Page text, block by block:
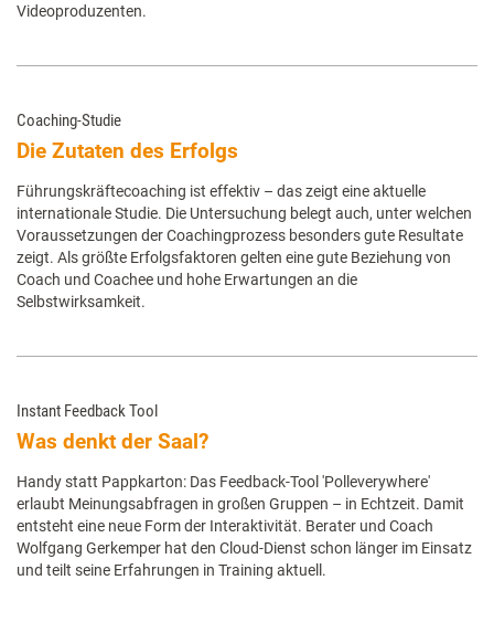
Videoproduzenten.
Coaching-Studie
Die Zutaten des Erfolgs
Führungskräftecoaching ist effektiv – das zeigt eine aktuelle
internationale Studie. Die Untersuchung belegt auch, unter welchen
Voraussetzungen der Coachingprozess besonders gute Resultate
zeigt. Als größte Erfolgsfaktoren gelten eine gute Beziehung von
Coach und Coachee und hohe Erwartungen an die
Selbstwirksamkeit.
Instant Feedback Tool
Was denkt der Saal?
Handy statt Pappkarton: Das Feedback-Tool 'Polleverywhere'
erlaubt Meinungsabfragen in großen Gruppen – in Echtzeit. Damit
entsteht eine neue Form der Interaktivität. Berater und Coach
Wolfgang Gerkemper hat den Cloud-Dienst schon länger im Einsatz
und teilt seine Erfahrungen in Training aktuell.